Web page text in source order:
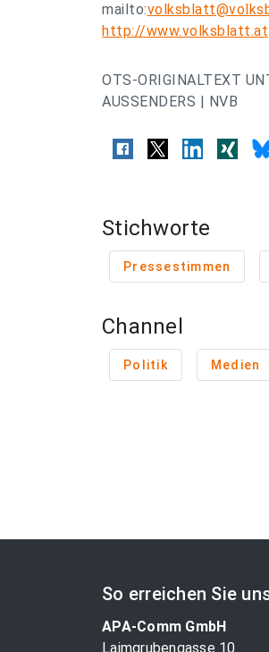
mailto:
http://www.volksblatt.at
OTS-ORIGINALTEXT
AUSSENDERS | NVB
Stichworte
Pressestimmen
Channel
Politik Medien
So erreichen Sie
APA-Comm GmbH
Laimgrubengasse 10